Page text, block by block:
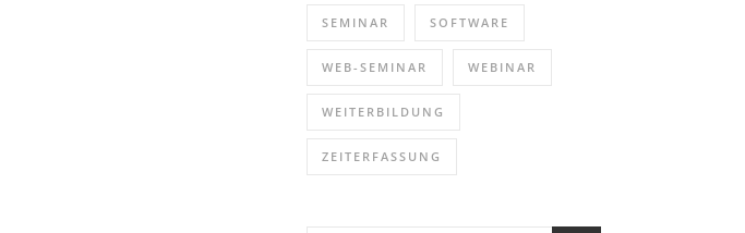
SEMINAR SOFTWARE
WEB-SEMINAR WEBINAR
WEITERBILDUNG
ZEITERFASSUNG